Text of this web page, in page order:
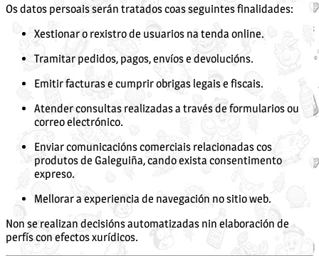
Os datos persoais serán tratados coas seguintes finalidades:
Xestionar o rexistro de usuarios na tenda online.
Tramitar pedidos, pagos, envíos e devolucións.
Emitir facturas e cumprir obrigas legais e fiscais.
Atender consultas realizadas a través de formularios ou
correo electrónico.
Enviar comunicacións comerciais relacionadas cos
produtos de Galeguiña, cando exista consentimento
expreso.
Mellorar a experiencia de navegación no sitio web.
Non se realizan decisións automatizadas nin elaboración de
perfís con efectos xurídicos.